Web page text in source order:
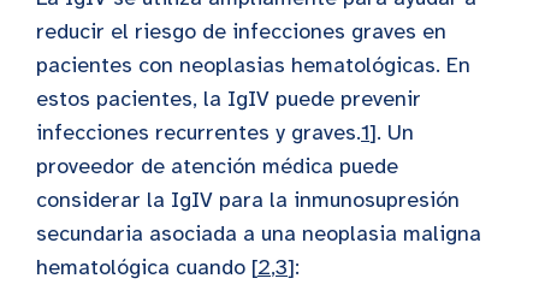
reducir el riesgo de infecciones graves en
pacientes con neoplasias hematológicas. En
estos pacientes, la IgIV puede prevenir
infecciones recurrentes y graves.1]. Un
proveedor de atención médica puede
considerar la IgIV para la inmunosupresión
secundaria asociada a una neoplasia maligna
hematológica cuando [2,3]: